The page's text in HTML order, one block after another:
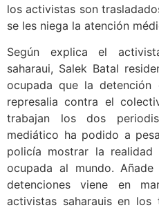
los activistas son
se les niega la atención
Según explica el
saharaui, Salek Batal
ocupada que la
represalia contra el
trabajan los dos
mediático ha podido a
policía mostrar la
ocupada al mundo.
detenciones viene en
activistas saharauis en